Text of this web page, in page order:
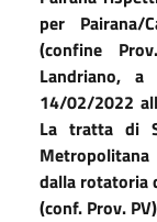
per
(confine
Landriano,
14/02/2022
La tratta di
dalla rotatoria
(conf. Prov.